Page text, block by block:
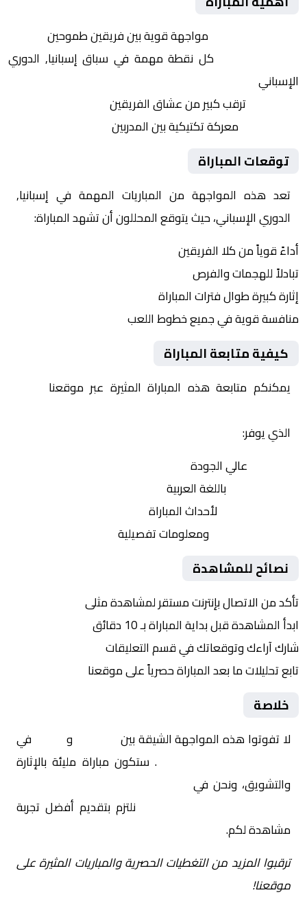
مواجهة قوية بين فريقين طموحين
كل نقطة مهمة في سباق إسبانيا, الدوري
الإسباني
ترقب كبير من عشاق الفريقين
معركة تكتيكية بين المدربين
توقعات المباراة
تعد هذه المواجهة من المباريات المهمة في إسبانيا,
الدوري الإسباني، حيث يتوقع المحللون أن تشهد المباراة:
أداءً قوياً من كلا الفريقين
تبادلاً للهجمات والفرص
إثارة كبيرة طوال فترات المباراة
منافسة قوية في جميع خطوط اللعب
كيفية متابعة المباراة
يمكنكم متابعة هذه المباراة المثيرة عبر موقعنا
الذي يوفر:
عالي الجودة
باللغة العربية
لأحداث المباراة
ومعلومات تفصيلية
نصائح للمشاهدة
تأكد من الاتصال بإنترنت مستقر لمشاهدة مثلى
ابدأ المشاهدة قبل بداية المباراة بـ 10 دقائق
شارك آراءك وتوقعاتك في قسم التعليقات
تابع تحليلات ما بعد المباراة حصرياً على موقعنا
خلاصة
لا تفوتوا هذه المواجهة الشيقة بين و
في
. ستكون مباراة مليئة بالإثارة
والتشويق، ونحن في
نلتزم بتقديم أفضل تجربة
مشاهدة لكم.
ترقبوا المزيد من التغطيات الحصرية والمباريات المثيرة على
موقعنا!